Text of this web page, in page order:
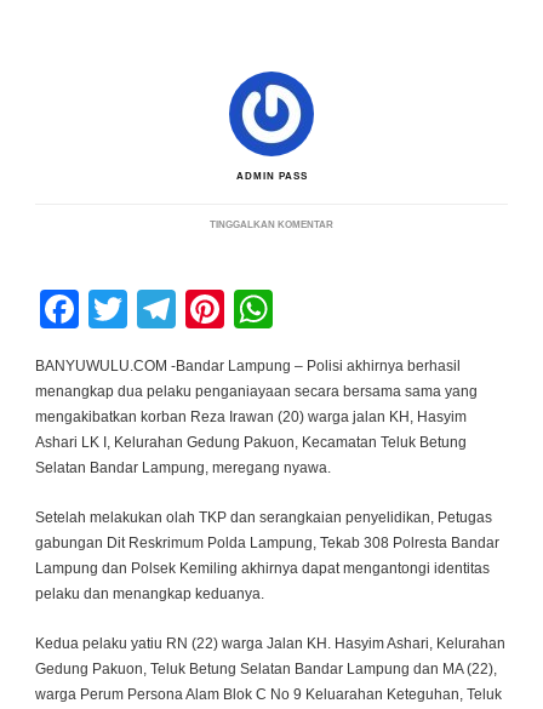
ADMIN PASS
TINGGALKAN KOMENTARPADA
BANDAR
UNGKAP
KASUS
PEMBUHUNAN
DI
Facebook
TwitterTelegram
Pinterest
BANYUWULU.COM -Bandar Lampung – Polisi akhirnya berhasil
menangkap dua pelaku penganiayaan secara bersama sama yang
mengakibatkan korban Reza Irawan (20) warga jalan KH, Hasyim
Ashari LK I, Kelurahan Gedung Pakuon, Kecamatan Teluk Betung
Selatan Bandar Lampung, meregang nyawa.
Setelah melakukan olah TKP dan serangkaian penyelidikan, Petugas
gabungan Dit Reskrimum Polda Lampung, Tekab 308 Polresta Bandar
Lampung dan Polsek Kemiling akhirnya dapat mengantongi identitas
pelaku dan menangkap keduanya.
Kedua pelaku yatiu RN (22) warga Jalan KH. Hasyim Ashari, Kelurahan
Gedung Pakuon, Teluk Betung Selatan Bandar Lampung dan MA (22),
warga Perum Persona Alam Blok C No 9 Keluarahan Keteguhan, Teluk